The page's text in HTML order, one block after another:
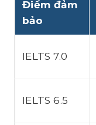
Điểm đảm
bảo
IELTS 7.0
IELTS 6.5